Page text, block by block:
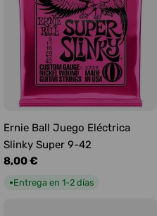
Ernie Ball Juego Eléctrica
Slinky Super 9-42
Precio
habitual
8,00 €
●Entrega en 1-2 días